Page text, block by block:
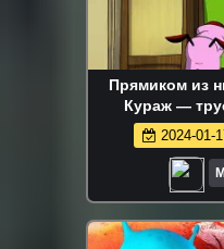
Прямиком из
Кураж —
Мультики
2024-01-